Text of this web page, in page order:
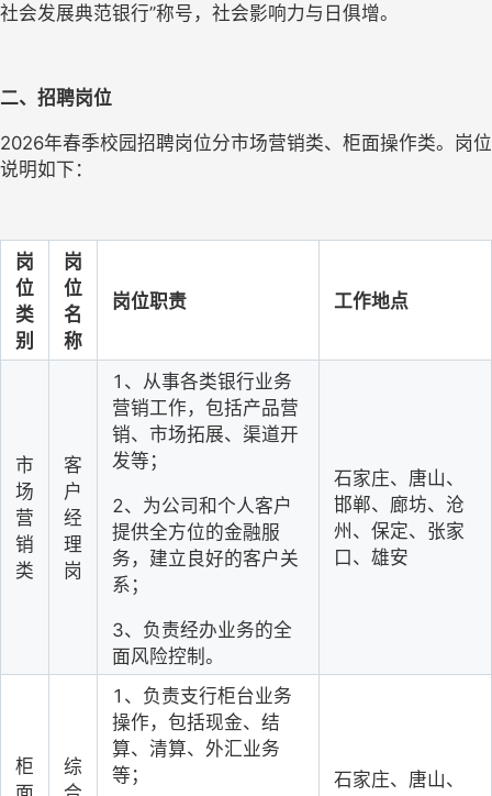
社会发展典范银行”称号，社会影响力与日俱增。
二、招聘岗位
2026年春季校园招聘岗位分市场营销类、柜面操作类。岗位
说明如下：
岗
位
类
别
岗
位
名
称
岗位职责 工作地点
市
场
营
销
类
客
户
经
理
岗
1、从事各类银行业务
营销工作，包括产品营
销、市场拓展、渠道开
发等；
2、为公司和个人客户
提供全方位的金融服
务，建立良好的客户关
系；
3、负责经办业务的全
面风险控制。
石家庄、唐山、
邯郸、廊坊、沧
州、保定、张家
口、雄安
柜
综
1、负责支行柜台业务
操作，包括现金、结
算、清算、外汇业务
等；
石家庄、唐山、